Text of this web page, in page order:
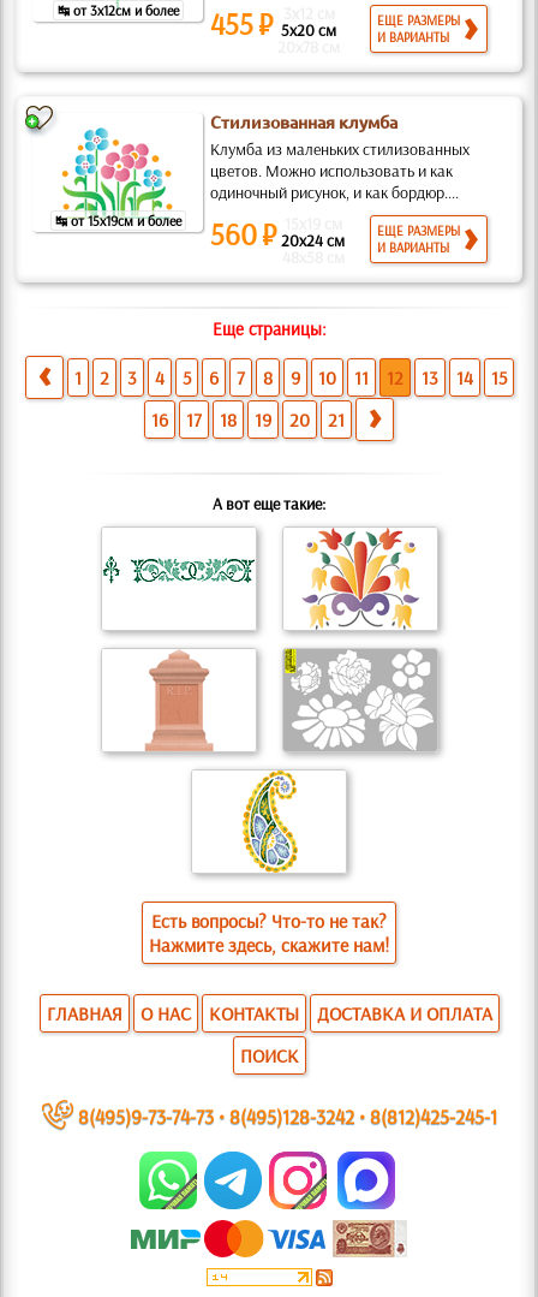
↹ от 3x12см и более 455 ₽ 5x20 см
ЕЩЕ РАЗМЕРЫ
И ВАРИАНТЫ
↹ от 15x19см и более
Стилизованная клумба
Клумба из маленьких стилизованных
цветов. Можно использовать и как
одиночный рисунок, и как бордюр....
560 ₽20x24 см
ЕЩЕ РАЗМЕРЫ
И ВАРИАНТЫ
Еще страницы:
1 2 3 4 5 6 7 8 9 10 11 12 13 14
15
16
17 18 19 20 21
А вот еще такие:
Есть вопросы? Что-то не так?
Нажмите здесь, скажите нам!
ГЛАВНАЯ О НАС КОНТАКТЫ
ДОСТАВКА И ОПЛАТА
ПОИСК
~ 8(495)9-73-74-73•8(495)128-3242•8(812)425-245-1